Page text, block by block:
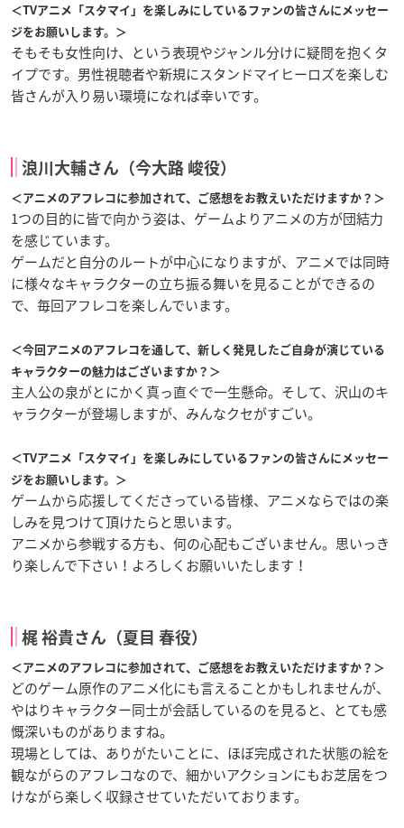
＜TVアニメ「スタマイ」を楽しみにしているファンの皆さんにメッセー
ジをお願いします。＞
そもそも女性向け、という表現やジャンル分けに疑問を抱くタ
イプです。男性視聴者や新規にスタンドマイヒーロズを楽しむ
皆さんが入り易い環境になれば幸いです。
浪川大輔さん（今大路 峻役）
＜アニメのアフレコに参加されて、ご感想をお教えいただけますか？＞
1つの目的に皆で向かう姿は、ゲームよりアニメの方が団結力
を感じています。
ゲームだと自分のルートが中心になりますが、アニメでは同時
に様々なキャラクターの立ち振る舞いを見ることができるの
で、毎回アフレコを楽しんでいます。
＜今回アニメのアフレコを通して、新しく発見したご自身が演じている
キャラクターの魅力はございますか？＞
主人公の泉がとにかく真っ直ぐで一生懸命。そして、沢山のキ
ャラクターが登場しますが、みんなクセがすごい。
＜TVアニメ「スタマイ」を楽しみにしているファンの皆さんにメッセー
ジをお願いします。＞
ゲームから応援してくださっている皆様、アニメならではの楽
しみを見つけて頂けたらと思います。
アニメから参戦する方も、何の心配もございません。思いっき
り楽しんで下さい！よろしくお願いいたします！
梶 裕貴さん（夏目 春役）
＜アニメのアフレコに参加されて、ご感想をお教えいただけますか？＞
どのゲーム原作のアニメ化にも言えることかもしれませんが、
やはりキャラクター同士が会話しているのを見ると、とても感
慨深いものがありますね。
現場としては、ありがたいことに、ほぼ完成された状態の絵を
観ながらのアフレコなので、細かいアクションにもお芝居をつ
けながら楽しく収録させていただいております。